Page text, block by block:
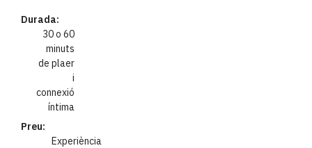
Durada:
30 o 60
minuts
de plaer
i
connexió
íntima
Preu:
Experiència